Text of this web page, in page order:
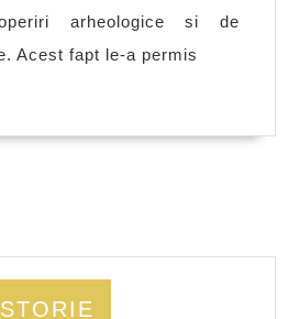
arheologice si de
Acest fapt le-a permis